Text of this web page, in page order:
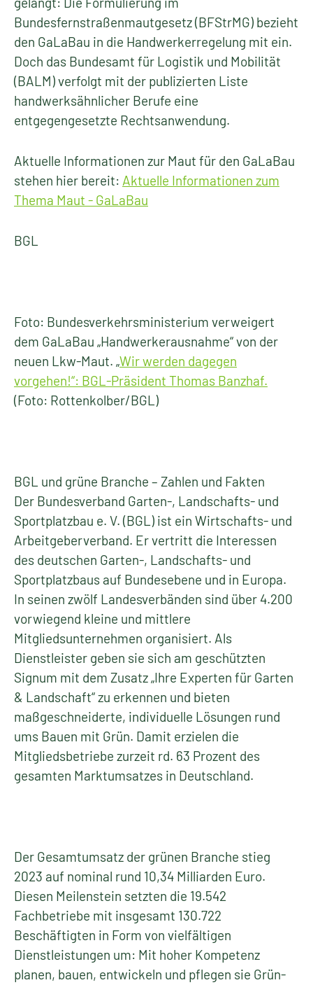
Bundesfernstraßenmautgesetz (BFStrMG) bezieht
den GaLaBau in die Handwerkerregelung mit ein.
Doch das Bundesamt für Logistik und Mobilität
(BALM) verfolgt mit der publizierten Liste
handwerksähnlicher Berufe eine
entgegengesetzte Rechtsanwendung.
Aktuelle Informationen zur Maut für den GaLaBau
stehen hier bereit: Aktuelle Informationen zum
Thema Maut - GaLaBau
BGL
Foto: Bundesverkehrsministerium verweigert
dem GaLaBau „Handwerkerausnahme“ von der
neuen Lkw-Maut. „Wir werden dagegen
vorgehen!“: BGL-Präsident Thomas Banzhaf.
(Foto: Rottenkolber/BGL)
BGL und grüne Branche – Zahlen und Fakten
Der Bundesverband Garten-, Landschafts- und
Sportplatzbau e. V. (BGL) ist ein Wirtschafts- und
Arbeitgeberverband. Er vertritt die Interessen
des deutschen Garten-, Landschafts- und
Sportplatzbaus auf Bundesebene und in Europa.
In seinen zwölf Landesverbänden sind über 4.200
vorwiegend kleine und mittlere
Mitgliedsunternehmen organisiert. Als
Dienstleister geben sie sich am geschützten
Signum mit dem Zusatz „Ihre Experten für Garten
& Landschaft“ zu erkennen und bieten
maßgeschneiderte, individuelle Lösungen rund
ums Bauen mit Grün. Damit erzielen die
Mitgliedsbetriebe zurzeit rd. 63 Prozent des
gesamten Marktumsatzes in Deutschland.
Der Gesamtumsatz der grünen Branche stieg
2023 auf nominal rund 10,34 Milliarden Euro.
Diesen Meilenstein setzten die 19.542
Fachbetriebe mit insgesamt 130.722
Beschäftigten in Form von vielfältigen
Dienstleistungen um: Mit hoher Kompetenz
planen, bauen, entwickeln und pflegen sie Grün-